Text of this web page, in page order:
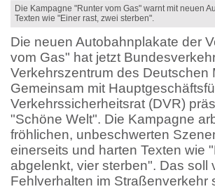
Die Kampagne "Runter vom Gas" warnt mit neuen
Texten wie "Einer rast, zwei sterben".
Die neuen Autobahnplakate der
vom Gas" hat jetzt
Verkehrszentrum des
Gemeinsam mit
Verkehrssicherheitsrat (DVR)
"Schöne Welt". Die Kampagne
fröhlichen, unbeschwerten
einerseits und harten Texten wie
abgelenkt, vier sterben". Das
Fehlverhalten im Straßenverkehr